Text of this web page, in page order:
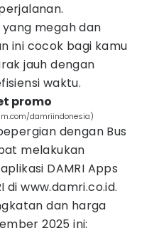
megah dan
ini cocok bagi kamu
jauh dengan
waktu.
promo
damriindonesia)
dengan Bus
melakukan
DAMRI Apps
di www.damri.co.id.
dan harga
2025 ini: